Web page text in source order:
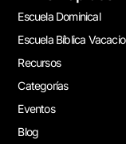
Escuela Dominical
Escuela Bíblica
Recursos
Categorías
Eventos
Blog